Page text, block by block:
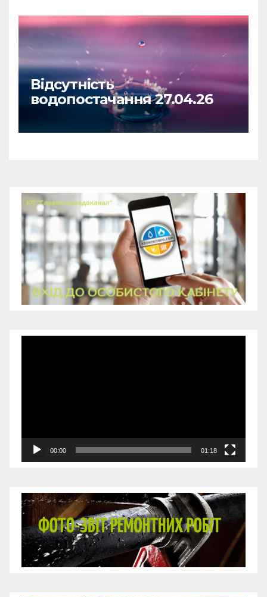
Відсутність
водопостачання 27.04.26
00:00 01:18